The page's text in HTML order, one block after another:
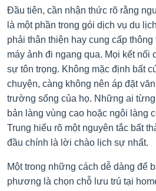
Đầu tiên, cần nhận thức rõ rằng
là một phần trong gói dịch vụ du
phải thân thiện hay cung cấp
máy ảnh đi ngang qua. Mọi kết nối
sự tôn trọng. Không mặc định bất
chuyện, càng không nên áp đặt
trường sống của họ. Những ai
bản làng vùng cao hoặc ngôi làng
Trung hiểu rõ một nguyên tắc bất
đầu chính là lời chào lịch sự nhất.
Một trong những cách dễ dàng để
phương là chọn chỗ lưu trú tại